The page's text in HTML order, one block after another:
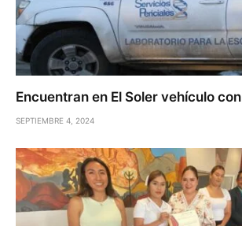
Encuentran en El Soler vehículo
SEPTIEMBRE 4, 2024